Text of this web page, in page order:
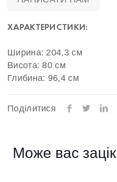
ХАРАКТЕРИСТИКИ:
Ширина: 204,3 см
Висота: 80 см
Глибина: 96,4 см
Поділитися
Може вас